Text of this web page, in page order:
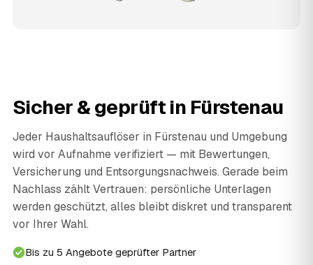
Sicher & geprüft in Fürstenau
Jeder Haushaltsauflöser in Fürstenau und Umgebung
wird vor Aufnahme verifiziert — mit Bewertungen,
Versicherung und Entsorgungsnachweis. Gerade beim
Nachlass zählt Vertrauen: persönliche Unterlagen
werden geschützt, alles bleibt diskret und transparent
vor Ihrer Wahl.
Bis zu 5 Angebote geprüfter Partner